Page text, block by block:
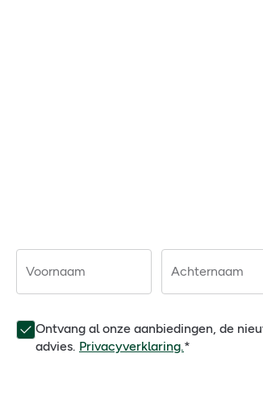
Voornaam Achternaam
Ontvang al onze aanbiedingen, de
advies. Privacyverklaring.*